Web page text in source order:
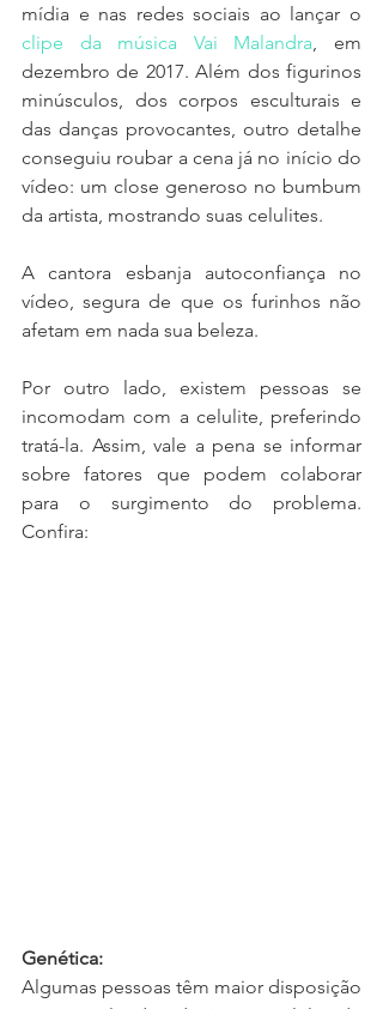
clipe da música Vai Malandra, em
dezembro de 2017. Além dos figurinos
minúsculos, dos corpos esculturais e
das danças provocantes, outro detalhe
conseguiu roubar a cena já no início do
vídeo: um close generoso no bumbum
da artista, mostrando suas celulites.
A cantora esbanja autoconfiança no
vídeo, segura de que os furinhos não
afetam em nada sua beleza.
Por outro lado, existem pessoas se
incomodam com a celulite, preferindo
tratá-la. Assim, vale a pena se informar
sobre fatores que podem colaborar
para o surgimento do problema.
Confira:
Genética:
Algumas pessoas têm maior disposição